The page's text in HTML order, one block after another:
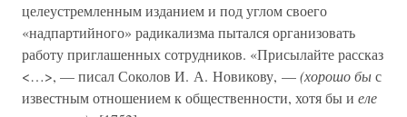
целеустремленным изданием и под углом своего
«надпартийного» радикализма пытался организовать
работу приглашенных сотрудников. «Присылайте рассказ
<…>, — писал Соколов И. А. Новикову, —(хорошо быс
известным отношением к общественности, хотя бы и еле